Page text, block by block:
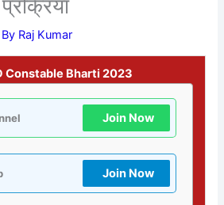
Raj Kumar
Constable Bharti 2023
Join Now
Join Now